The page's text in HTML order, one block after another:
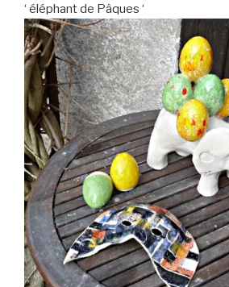
‘ éléphant de Pâques ‘